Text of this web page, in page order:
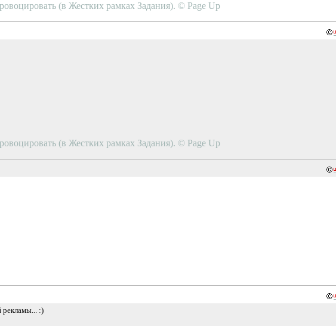
(в Жестких рамках Задания). © Page Up
(в Жестких рамках Задания). © Page Up
рекламы... :)